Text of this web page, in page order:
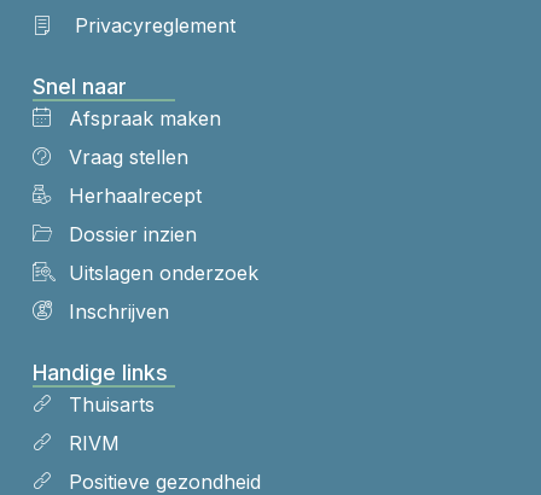
Privacyreglement
Snel naar
Afspraak maken
Vraag stellen
Herhaalrecept
Dossier inzien
Uitslagen onderzoek
Inschrijven
Handige links
Thuisarts
RIVM
Positieve gezondheid